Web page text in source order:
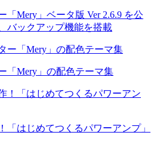
「Mery」ベータ版 Ver 2.6.9 を公
バックアップ機能を搭載
「Mery」の配色テーマ集
「はじめてつくるパワーアンプ」